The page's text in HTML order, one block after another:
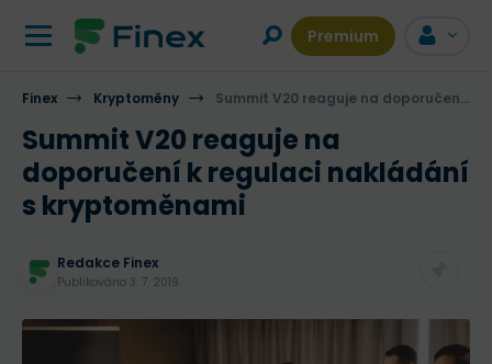
Premium
Finex Kryptoměny Summit V20 reaguje na doporučení k regulaci nakládání s kryptoměnami
Summit V20 reaguje na
doporučení k regulaci nakládání
s kryptoměnami
Redakce Finex
Publikováno 3. 7. 2019